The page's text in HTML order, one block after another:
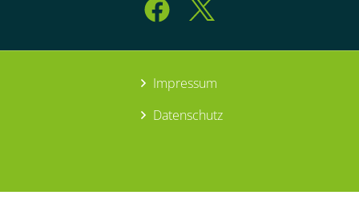
Impressum
Datenschutz